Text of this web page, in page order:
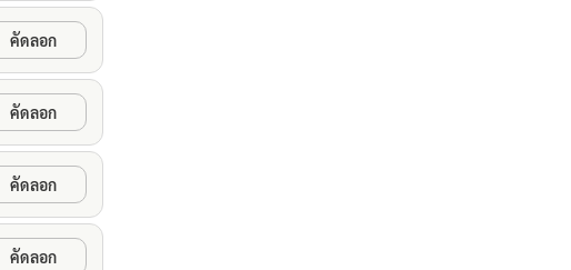
คัดลอก
คัดลอก
คัดลอก
คัดลอก